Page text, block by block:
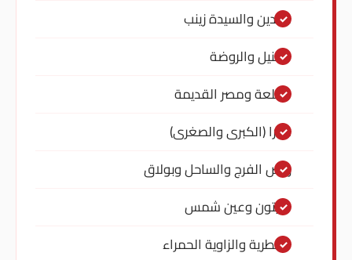
عابدين والسيدة زينب
المنيل والروضة
القلعة ومصر القديمة
شبرا (الكبرى والصغرى)
روض الفرج والساحل وبولاق
الزيتون وعين شمس
المطرية والزاوية الحمراء